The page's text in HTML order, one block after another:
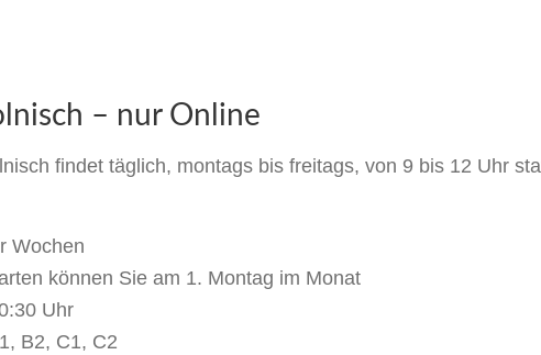
– nur Online
findet täglich, montags bis freitags, von 9 bis 12 Uhr
Wochen
können Sie am 1. Montag im Monat
Uhr
B2, C1, C2